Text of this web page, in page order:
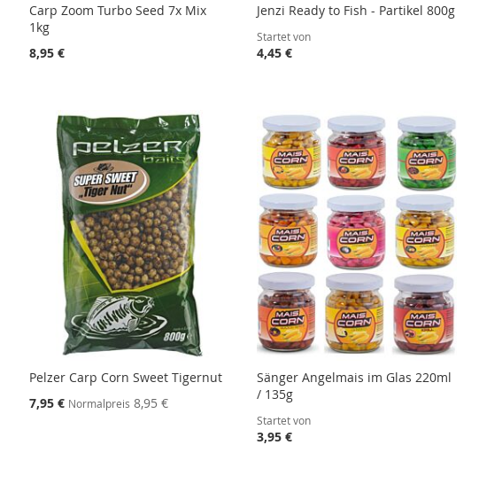
Carp Zoom Turbo Seed 7x Mix
1kg
8,95 €
Jenzi Ready to Fish - Partikel 800g
Startet von
4,45 €
Pelzer Carp Corn Sweet Tigernut
Sonderangebot
7,95 € Normalpreis 8,95 €
Sänger Angelmais im Glas 220ml
/ 135g
Startet von
3,95 €